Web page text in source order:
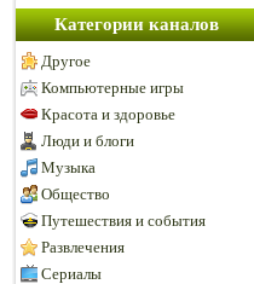
Категории каналов
Другое
Компьютерные игры
Красота и здоровье
Люди и блоги
Музыка
Общество
Путешествия и события
Развлечения
Сериалы